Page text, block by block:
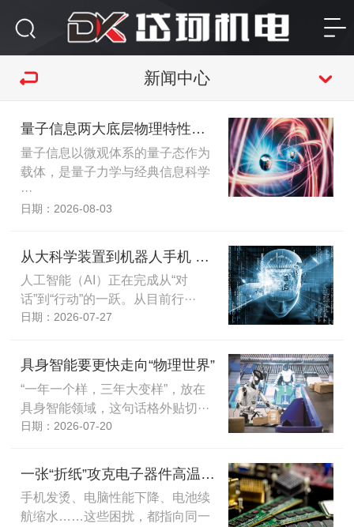
新闻中心
量子信息两大底层物理特性为量子叠加和量子纠缠
量子信息以微观体系的量子态作为
载体，是量子力学与经典信息科学
···
日期：2026-08-03
从大科学装置到机器人手机 AI赋能进行时
人工智能（AI）正在完成从“对
话”到“行动”的一跃。从目前行···
日期：2026-07-27
具身智能要更快走向“物理世界”
“一年一个样，三年大变样”，放在
具身智能领域，这句话格外贴切···
日期：2026-07-20
一张“折纸”攻克电子器件高温难题
手机发烫、电脑性能下降、电池续
航缩水……这些困扰，都指向同一